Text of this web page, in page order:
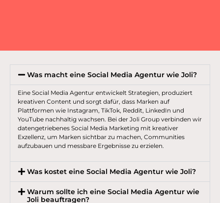
Was macht eine Social Media Agentur wie Joli?
Eine Social Media Agentur entwickelt Strategien, produziert
kreativen Content und sorgt dafür, dass Marken auf
Plattformen wie Instagram, TikTok, Reddit, LinkedIn und
YouTube nachhaltig wachsen. Bei der Joli Group verbinden wir
datengetriebenes Social Media Marketing mit kreativer
Exzellenz, um Marken sichtbar zu machen, Communities
aufzubauen und messbare Ergebnisse zu erzielen.
Was kostet eine Social Media Agentur wie Joli?
Warum sollte ich eine Social Media Agentur wie
Joli beauftragen?